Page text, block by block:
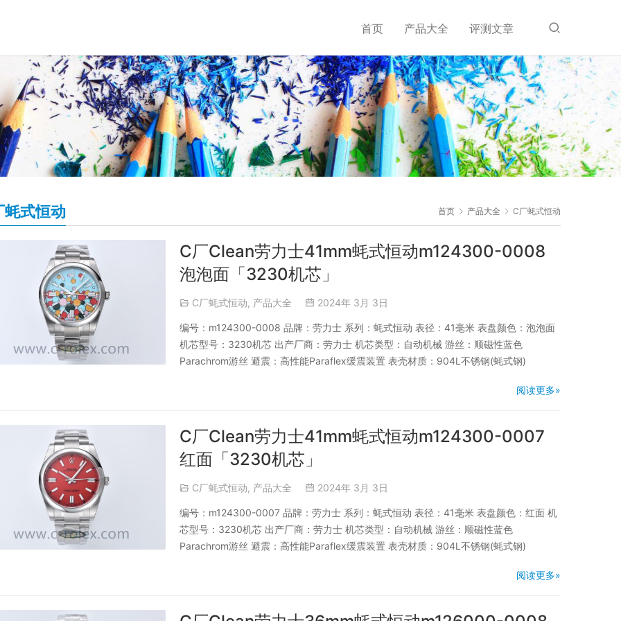
首页 产品大全 评测文章
首页 产品大全 C厂蚝式恒动
蚝式恒动
C厂Clean劳力士41mm蚝式恒动m124300-0008
泡泡面「3230机芯」
C厂蚝式恒动, 产品大全 2024年 3月 3日
编号：m124300-0008 品牌：劳力士 系列：蚝式恒动 表径：41毫米 表盘颜色：泡泡面
机芯型号：3230机芯 出产厂商：劳力士 机芯类型：自动机械 游丝：顺磁性蓝色
Parachrom游丝 避震：高性能Paraflex缓震装置 表壳材质：904L不锈钢(蚝式钢)
阅读更多»
C厂Clean劳力士41mm蚝式恒动m124300-0007
红面「3230机芯」
C厂蚝式恒动, 产品大全 2024年 3月 3日
编号：m124300-0007 品牌：劳力士 系列：蚝式恒动 表径：41毫米 表盘颜色：红面 机
芯型号：3230机芯 出产厂商：劳力士 机芯类型：自动机械 游丝：顺磁性蓝色
Parachrom游丝 避震：高性能Paraflex缓震装置 表壳材质：904L不锈钢(蚝式钢)
阅读更多»